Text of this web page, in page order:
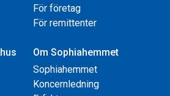
För företag
För remittenter
Om Sophiahemmet
Sophiahemmet
Koncernledning